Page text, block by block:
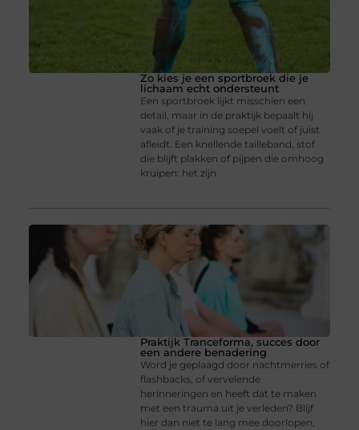
Zo kies je een sportbroek die je
lichaam echt ondersteunt
Een sportbroek lijkt misschien een
detail, maar in de praktijk bepaalt hij
vaak of je training soepel voelt of juist
afleidt. Een knellende tailleband, stof
die blijft plakken of pijpen die omhoog
kruipen: het zijn
Praktijk Tranceforma, succes door
een andere benadering
Word je geplaagd door nachtmerries of
flashbacks, of vervelende
herinneringen en heeft dat te maken
met een trauma uit je verleden? Blijf
hier dan niet te lang mee doorlopen,